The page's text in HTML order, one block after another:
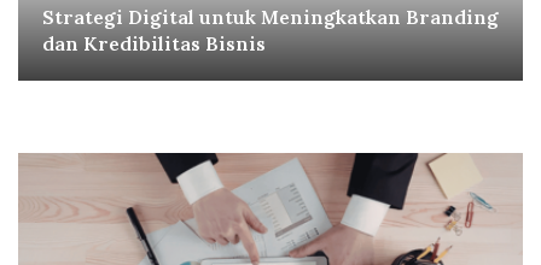
Strategi Digital untuk Meningkatkan Branding
dan Kredibilitas Bisnis